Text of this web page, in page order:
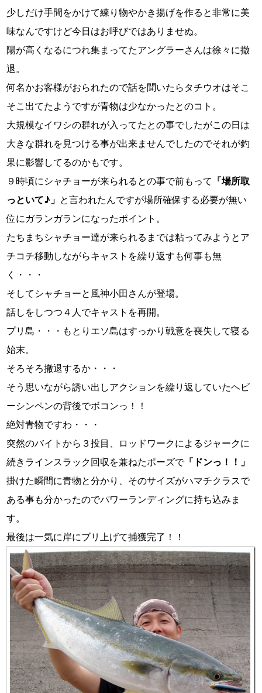
少しだけ手間をかけて練り物やかき揚げを作ると非常に美
味なんですけど今日はお呼びではありませぬ。
陽が高くなるにつれ集まってたアングラーさんは徐々に撤
退。
何名かお客様がおられたので話を聞いたらタチウオはそこ
そこ出てたようですが青物は少なかったとのコト。
大規模なイワシの群れが入ってたとの事でしたがこの日は
大きな群れを見つける事が出来ませんでしたのでそれが釣
果に影響してるのかもです。
９時頃にシャチョーが来られるとの事で前もって 「場所取
っといて♪」 と言われたんですが場所確保する必要が無い
位にガランガランになったポイント。
たちまちシャチョー達が来られるまでは粘ってみようとア
チコチ移動しながらキャストを繰り返すも何事も無
く・・・
そしてシャチョーと風神小田さんが登場。
話しをしつつ４人でキャストを再開。
プリ島・・・もとりエソ島はすっかり戦意を喪失して寝る
始末。
そろそろ撤退するか・・・
そう思いながら誘い出しアクションを繰り返していたヘビ
ーシンペンの背後でボコンっ！！
絶対青物ですわ・・・
突然のバイトから３投目、ロッドワークによるジャークに
続きラインスラック回収を兼ねたポーズで「ドンっ！！」
掛けた瞬間に青物と分かり、そのサイズがハマチクラスで
ある事も分かったのでパワーランディングに持ち込みま
す。
最後は一気に岸にブリ上げて捕獲完了！！